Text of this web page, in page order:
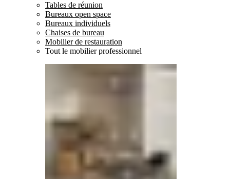
Tables de réunion
Bureaux open space
Bureaux individuels
Chaises de bureau
Mobilier de restauration
Tout le mobilier professionnel